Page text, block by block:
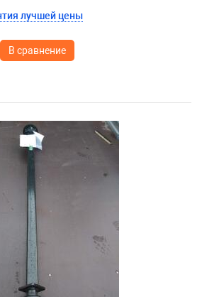
лучшей цены
В сравнение